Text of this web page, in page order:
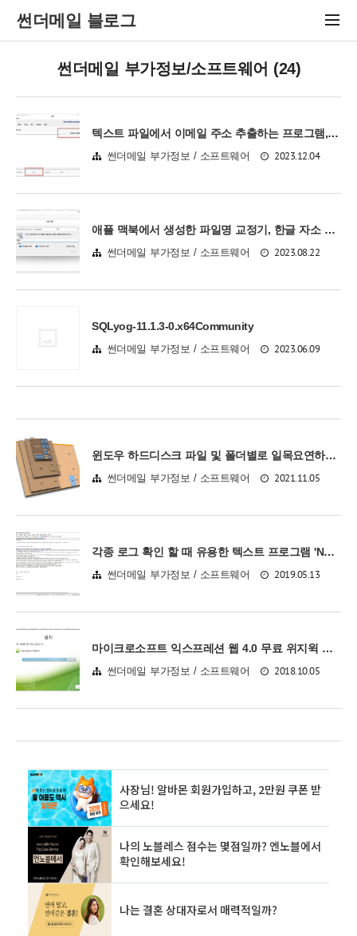
썬더메일 블로그
썬더메일 부가정보/소프트웨어 (24)
텍스트 파일에서 이메일 주소 추출하는 프로그램, Easy Email Extractor
썬더메일 부가정보 / 소프트웨어 2023.12.04
애플 맥북에서 생성한 파일명 교정기, 한글 자소 교정기 ver.2(맥북글자깨짐해결)
썬더메일 부가정보 / 소프트웨어 2023.08.22
SQLyog-11.1.3-0.x64Community
썬더메일 부가정보 / 소프트웨어 2023.06.09
윈도우 하드디스크 파일 및 폴더별로 일목요연하게 표시하여 큰 파일 삭제, SpaceSniffer
썬더메일 부가정보 / 소프트웨어 2021.11.05
각종 로그 확인 할 때 유용한 텍스트 프로그램 'Notepad++'
썬더메일 부가정보 / 소프트웨어 2019.05.13
마이크로소프트 익스프레션 웹 4.0 무료 위지윅 프로그램 소개 (나모웹에디터, 드림위버 대체용)
썬더메일 부가정보 / 소프트웨어 2018.10.05